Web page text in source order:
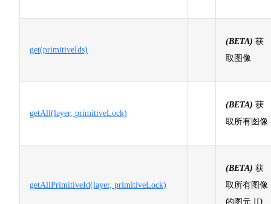
get(primitiveIds)
(BETA) 获
取图像
getAll(layer, primitiveLock)
(BETA) 获
取所有图像
getAllPrimitiveId(layer, primitiveLock)
(BETA) 获
取所有图像
的图元 ID